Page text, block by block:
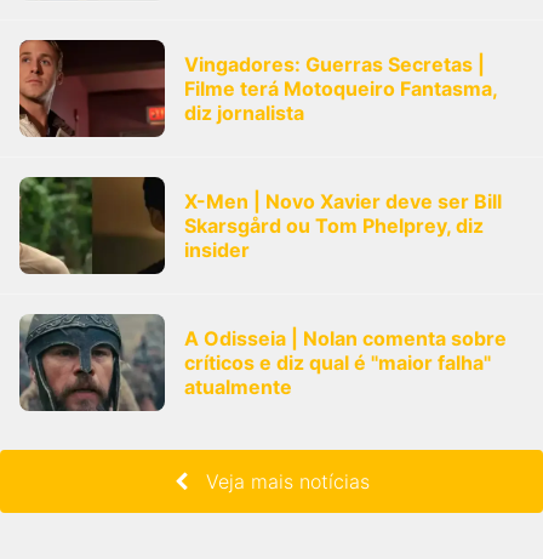
Vingadores: Guerras Secretas |
Filme terá Motoqueiro Fantasma,
diz jornalista
X-Men | Novo Xavier deve ser Bill
Skarsgård ou Tom Phelprey, diz
insider
A Odisseia | Nolan comenta sobre
críticos e diz qual é "maior falha"
atualmente
Veja mais notícias